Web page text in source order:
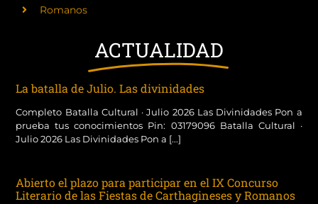
Romanos
ACTUALIDAD
La batalla de Julio. Las divinidades
Completo Batalla Cultural · Julio 2026 Las Divinidades Pon a
prueba tus conocimientos Pin: 03179096 Batalla Cultural ·
Julio 2026 Las Divinidades Pon a [...]
Abierto el plazo para participar en el IX Concurso
Literario de las Fiestas de Carthagineses y Romanos